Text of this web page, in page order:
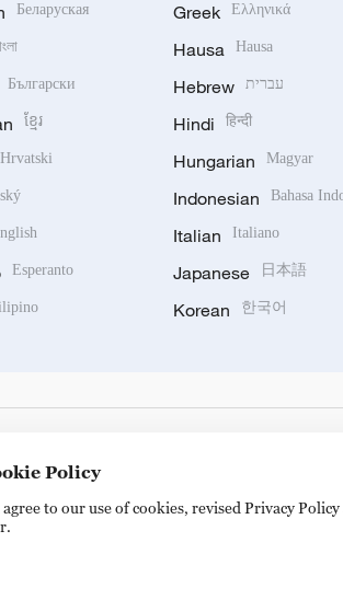
Беларуская
Български
ខ្មែរ
Hrvatski
Esperanto
Greek Ελληνικά
Hausa Hausa
Hebrew עברית
Hindi हिन्दी
Hungarian Magyar
Indonesian Bahasa
Italian Italiano
Japanese 日本語
Korean 한국어
号
Policy
to our use of cookies, revised Privacy